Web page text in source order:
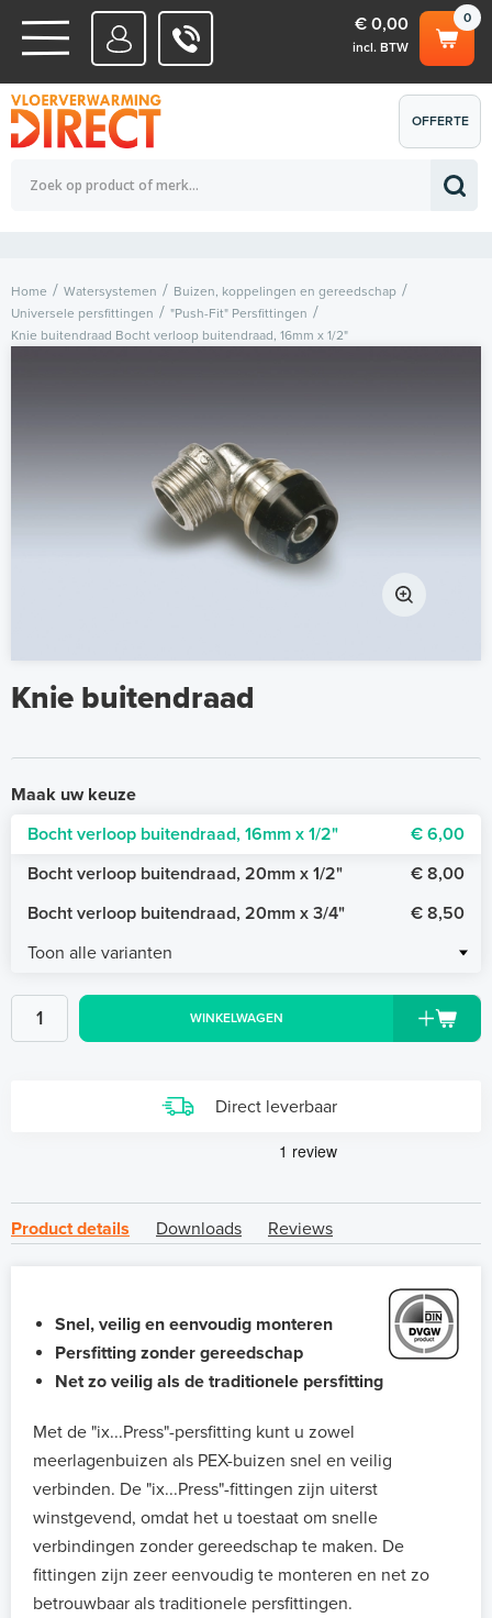
WATERSYSTEMEN
ELEKTRISCHE SYSTEMEN
0
€ 0,00
incl. BTW
Totaalbedrag (incl. BTW) € 0,00
OFFERTE
AANVRAGEN
Home Watersystemen
Buizen, koppelingen en gereedschap
Universele persfittingen
"Push-Fit" Persfittingen
Knie buitendraad Bocht verloop buitendraad, 16mm x 1/2"
Knie buitendraad
Maak uw keuze
Bocht verloop buitendraad, 16mm x 1/2"
€ 6,00
Bocht verloop buitendraad, 20mm x 1/2"
€ 8,00
Bocht verloop buitendraad, 20mm x 3/4"
€ 8,50
Toon alle varianten
WINKELWAGEN
Direct leverbaar
Product details Downloads Reviews
Snel, veilig en eenvoudig monteren
Persfitting zonder gereedschap
Net zo veilig als de traditionele persfitting
Met de "ix...Press"-persfitting kunt u zowel
meerlagenbuizen als PEX-buizen snel en veilig
verbinden. De "ix...Press"-fittingen zijn uiterst
winstgevend, omdat het u toestaat om snelle
verbindingen zonder gereedschap te maken. De
fittingen zijn zeer eenvoudig te monteren en net zo
betrouwbaar als traditionele persfittingen.